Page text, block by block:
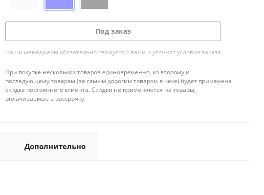
Под заказ
Наши менеджеры обязательно свяжутся с вами и уточнят условия заказа
При покупке нескольких товаров единовременно, ко второму и
последующему товарам (за самым дорогим товаром в чеке) будет применена
скидка постоянного клиента. Скидки не применяются на товары,
оплачиваемые в рассрочку.
Дополнительно